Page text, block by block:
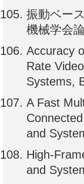
振動ベー
機械学会
Accuracy
Rate
Systems,
A Fast
and
High-
and